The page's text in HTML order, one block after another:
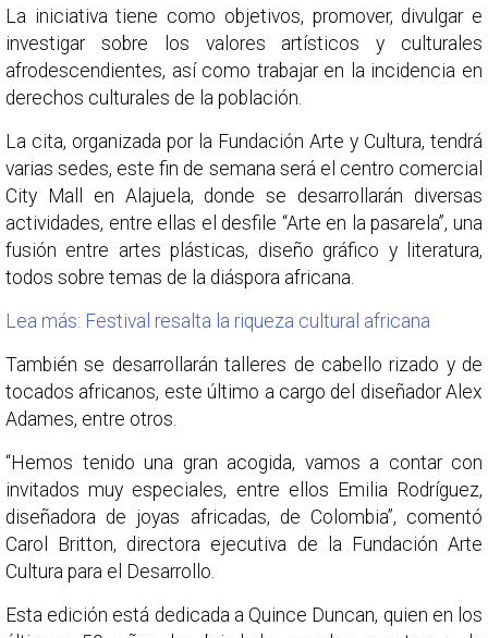
La iniciativa tiene como objetivos, promover, divulgar e
investigar sobre los valores artísticos y culturales
afrodescendientes, así como trabajar en la incidencia en
derechos culturales de la población.
La cita, organizada por la Fundación Arte y Cultura, tendrá
varias sedes, este fin de semana será el centro comercial
City Mall en Alajuela, donde se desarrollarán diversas
actividades, entre ellas el desfile “Arte en la pasarela”, una
fusión entre artes plásticas, diseño gráfico y literatura,
todos sobre temas de la diáspora africana.
Lea más: Festival resalta la riqueza cultural africana
También se desarrollarán talleres de cabello rizado y de
tocados africanos, este último a cargo del diseñador Alex
Adames, entre otros.
“Hemos tenido una gran acogida, vamos a contar con
invitados muy especiales, entre ellos Emilia Rodríguez,
diseñadora de joyas africadas, de Colombia”, comentó
Carol Britton, directora ejecutiva de la Fundación Arte
Cultura para el Desarrollo.
Esta edición está dedicada a Quince Duncan, quien en los